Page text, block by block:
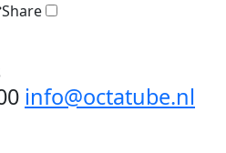
Share
info@octatube.nl